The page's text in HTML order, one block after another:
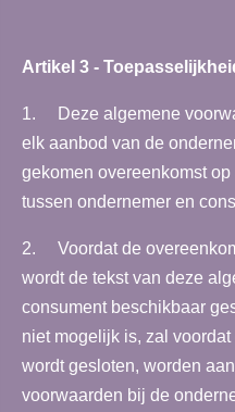
Artikel 3 -
1. Deze algemene
elk aanbod van de
gekomen overeenkomst
tussen ondernemer en
2. Voordat de
wordt de tekst van deze
consument beschikbaar
niet mogelijk is, zal
wordt gesloten, worden
voorwaarden bij de